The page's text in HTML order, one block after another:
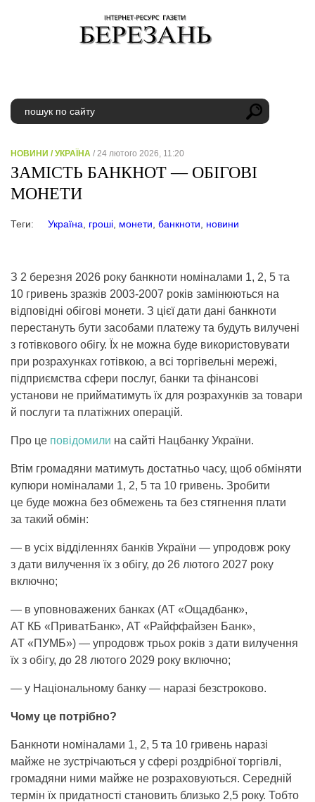
НОВИНИ /УКРАЇНА / 24 лютого 2026, 11:20
ЗАМІСТЬ БАНКНОТ — ОБІГОВІ
МОНЕТИ
Теги: Україна гроші монети банкноти новини
З 2 березня 2026 року банкноти номіналами 1, 2, 5 та
10 гривень зразків 2003-2007 років замінюються на
відповідні обігові монети. З цієї дати дані банкноти
перестануть бути засобами платежу та будуть вилучені
з готівкового обігу. Їх не можна буде використовувати
при розрахунках готівкою, а всі торгівельні мережі,
підприємства сфери послуг, банки та фінансові
установи не прийматимуть їх для розрахунків за товари
й послуги та платіжних операцій.
Про це повідомили на сайті Нацбанку України.
Втім громадяни матимуть достатньо часу, щоб обміняти
купюри номіналами 1, 2, 5 та 10 гривень. Зробити
це буде можна без обмежень та без стягнення плати
за такий обмін:
— в усіх відділеннях банків України — упродовж року
з дати вилучення їх з обігу, до 26 лютого 2027 року
включно;
— в уповноважених банках (АТ «Ощадбанк»,
АТ КБ «ПриватБанк», АТ «Райффайзен Банк»,
АТ «ПУМБ») — упродовж трьох років з дати вилучення
їх з обігу, до 28 лютого 2029 року включно;
— у Національному банку — наразі безстроково.
Чому це потрібно?
Банкноти номіналами 1, 2, 5 та 10 гривень наразі
майже не зустрічаються у сфері роздрібної торгівлі,
громадяни ними майже не розраховуються. Середній
термін їх придатності становить близько 2,5 року. Тобто